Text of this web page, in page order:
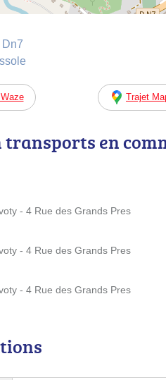
Trajet
transports en
- 4 Rue des Grands Pres
- 4 Rue des Grands Pres
- 4 Rue des Grands Pres